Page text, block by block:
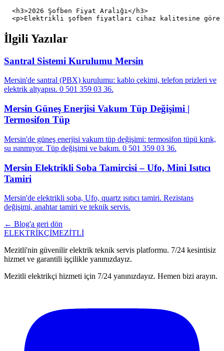
  <h3>2026 Şofben Fiyat Aralığı</h3>
İlgili Yazılar
Santral Sistemi Kurulumu Mersin
Mersin'de santral (PBX) kurulumu: kablo çekimi, telefon prizleri ve
elektrik altyapısı. 0 501 359 03 36.
Mersin Güneş Enerjisi Vakum Tüp Değişimi |
Termosifon Tüp
Mersin'de güneş enerjisi vakum tüp değişimi: termosifon tüpü kırık,
su ısınmıyor. Tüp değişimi ve bakım. 0 501 359 03 36.
Mersin Elektrikli Soba Tamircisi – Ufo, Mini Isıtıcı
Tamiri
Mersin'de elektrikli soba, Ufo, quartz ısıtıcı tamiri. Rezistans
değişimi, anahtar tamiri ve teknik servis.
← Blog'a geri dön
ELEKTRİKÇİMEZİTLİ
Mezitli'nin güvenilir elektrik teknik servis platformu. 7/24 kesintisiz
hizmet ve garantili işçilikle yanınızdayız.
Mezitli elektrikçi hizmeti için 7/24 yanınızdayız. Hemen bizi arayın.